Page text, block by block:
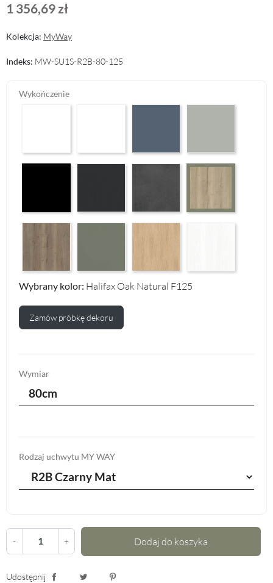
1 356,69 zł
Kolekcja: MyWay
Indeks: MW-SU1S-R2B-80-125
Wykończenie
Graphite Paintflow Premier F132
Makalu Darkgrey Classic F134
Halifax Oak Natural
Wybrany kolor: Halifax Oak Natural F125
Zamów próbkę dekoru
Wymiar
80cm
Rodzaj uchwytu MY WAY
- + Dodaj do koszyka
Udostępnij